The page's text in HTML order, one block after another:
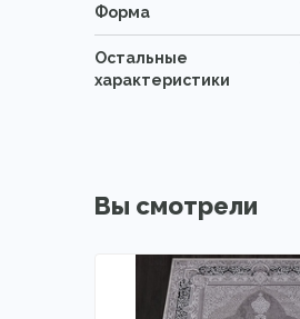
Форма
Остальные
характеристики
Вы смотрели